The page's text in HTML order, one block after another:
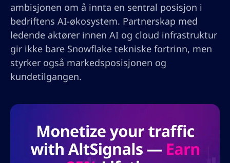
ambisjonen om å innta en sentral posisjon i
bedriftens AI-økosystem. Partnerskap med
ledende aktører innen AI og cloud infrastruktur
gir ikke bare Snowflake tekniske fortrinn, men
styrker også markedsposisjonen og
kundetilgangen.